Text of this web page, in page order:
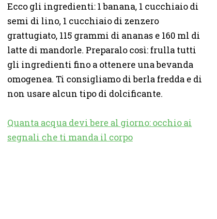
Ecco gli ingredienti: 1 banana, 1 cucchiaio di
semi di lino, 1 cucchiaio di zenzero
grattugiato, 115 grammi di ananas e 160 ml di
latte di mandorle. Preparalo così: frulla tutti
gli ingredienti fino a ottenere una bevanda
omogenea. Ti consigliamo di berla fredda e di
non usare alcun tipo di dolcificante.
Quanta acqua devi bere al giorno: occhio ai
segnali che ti manda il corpo